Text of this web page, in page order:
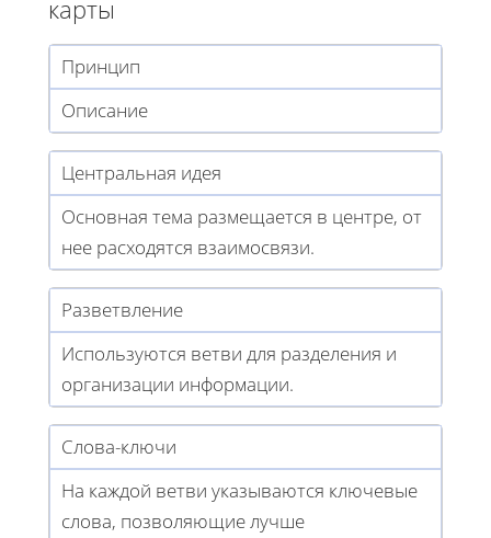
карты
Принцип
Описание
Центральная идея
Основная тема размещается в центре, от
нее расходятся взаимосвязи.
Разветвление
Используются ветви для разделения и
организации информации.
Слова-ключи
На каждой ветви указываются ключевые
слова, позволяющие лучше